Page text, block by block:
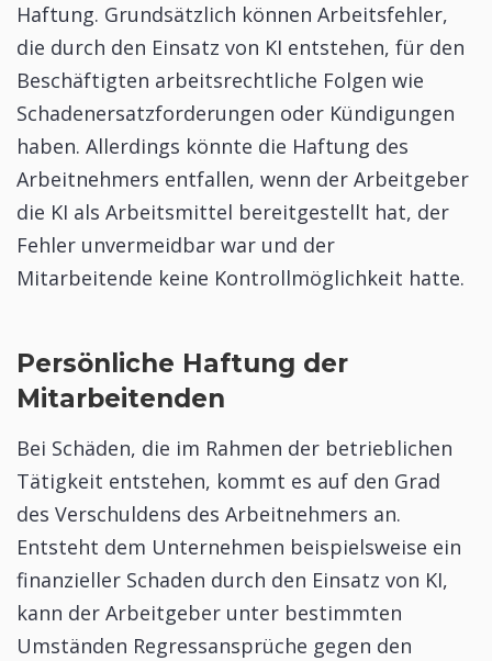
Haftung. Grundsätzlich können Arbeitsfehler,
die durch den Einsatz von KI entstehen, für den
Beschäftigten arbeitsrechtliche Folgen wie
Schadenersatzforderungen oder Kündigungen
haben. Allerdings könnte die Haftung des
Arbeitnehmers entfallen, wenn der Arbeitgeber
die KI als Arbeitsmittel bereitgestellt hat, der
Fehler unvermeidbar war und der
Mitarbeitende keine Kontrollmöglichkeit hatte.
Persönliche Haftung der
Mitarbeitenden
Bei Schäden, die im Rahmen der betrieblichen
Tätigkeit entstehen, kommt es auf den Grad
des Verschuldens des Arbeitnehmers an.
Entsteht dem Unternehmen beispielsweise ein
finanzieller Schaden durch den Einsatz von KI,
kann der Arbeitgeber unter bestimmten
Umständen Regressansprüche gegen den